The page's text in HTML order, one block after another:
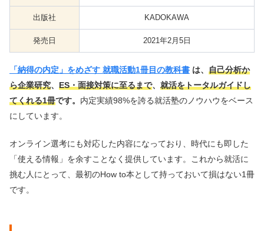
出版社 KADOKAWA
発売日 2021年2月5日
「納得の内定」をめざす 就職活動1冊目の教科書 は、 自己分析か
ら企業研究、 ES・面接対策に至るまで、 就活をトータルガイドし
てくれる1冊です。 内定実績98%を誇る就活塾のノウハウをベース
にしています。
オンライン選考にも対応した内容になっており、時代にも即した
「使える情報」を余すことなく提供しています。これから就活に
挑む人にとって、最初のHow to本として持っておいて損はない1冊
です。